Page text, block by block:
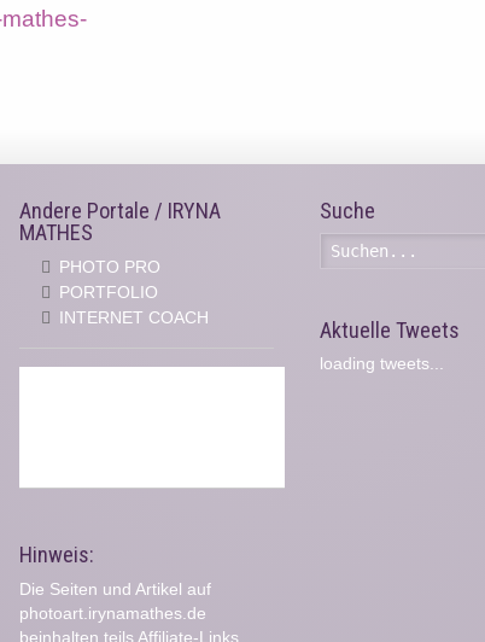
Andere Portale / IRYNA
MATHES
PHOTO PRO
PORTFOLIO
INTERNET COACH
Hinweis:
Die Seiten und Artikel auf
photoart.irynamathes.de
beinhalten teils Affiliate-Links.
Suche
Aktuelle Tweets
loading tweets...